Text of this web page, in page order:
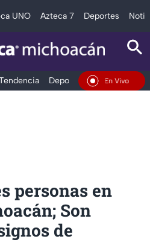
UNO Azteca 7 Deportes
Deportes Espectáculos
En Vivo
personas en
Son
de